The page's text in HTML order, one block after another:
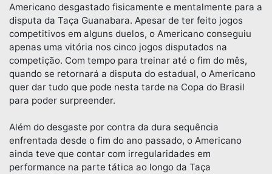
Americano desgastado fisicamente e mentalmente para a
disputa da Taça Guanabara. Apesar de ter feito jogos
competitivos em alguns duelos, o Americano conseguiu
apenas uma vitória nos cinco jogos disputados na
competição. Com tempo para treinar até o fim do mês,
quando se retornará a disputa do estadual, o Americano
quer dar tudo que pode nesta tarde na Copa do Brasil
para poder surpreender.
Além do desgaste por contra da dura sequência
enfrentada desde o fim do ano passado, o Americano
ainda teve que contar com irregularidades em
performance na parte tática ao longo da Taça